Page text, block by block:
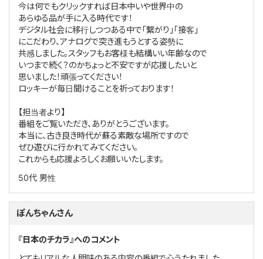
今は何でもクリックすれば日本中いや世界中の
あらゆる品が手に入る時代です！
デジタル社会に移行しつつある中で「繋がり」「接客」
にこだわり、アナログで突き進もうとする姿勢に
共感しました。スタッフもお客様も結構いい年齢なので
いつまで続く？のかちょっと不安ですが応援したいと
思いました！頑張ってください！
ロッキーが毎日聞けることを祈っております！
【担当者より】
番組をご覧いただき、ありがとうございます。
本当に、古き良き時代が蘇る素敵な場所ですので
ぜひ遊びに行かれてみてください。
これからも応援よろしくお願いいたします。
50代 男性
ぽんちゃんさん
『日本のチカラ』へのコメント